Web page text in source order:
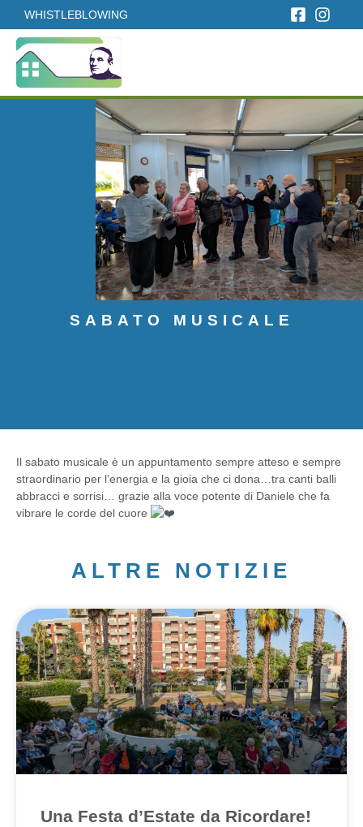
WHISTLEBLOWING
SABATO MUSICALE
Il sabato musicale è un appuntamento sempre atteso e sempre
straordinario per l’energia e la gioia che ci dona…tra canti balli
abbracci e sorrisi… grazie alla voce potente di Daniele che fa
vibrare le corde del cuore
ALTRE NOTIZIE
Una Festa d’Estate da Ricordare!